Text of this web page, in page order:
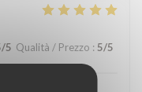
/5 Qualità / Prezzo : 5/5